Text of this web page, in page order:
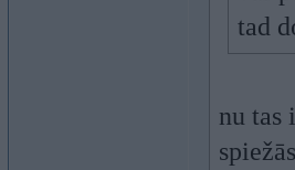
tad
nu tas